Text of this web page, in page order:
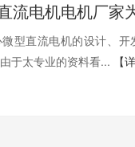
型直流电机的设计、
由于太专业的资料看...
【